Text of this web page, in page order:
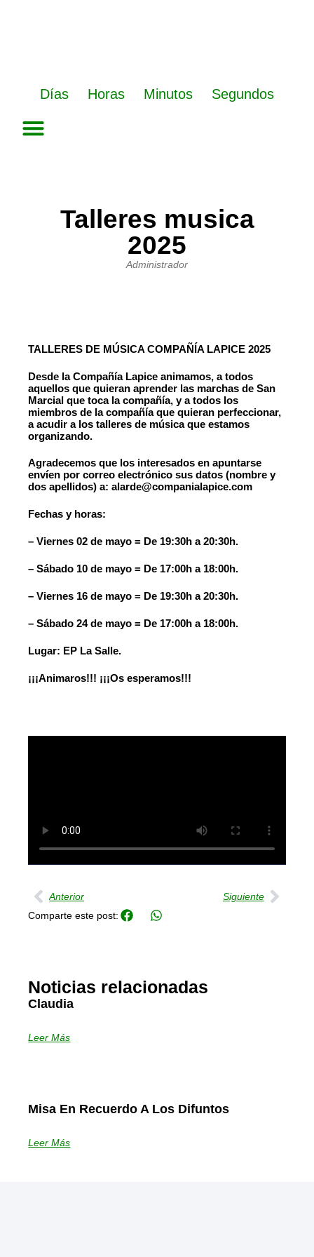
Días Horas Minutos Segundos
Talleres musica
2025
Administrador
TALLERES DE MÚSICA COMPAÑÍA LAPICE 2025
Desde la Compañía Lapice animamos, a todos
aquellos que quieran aprender las marchas de San
Marcial que toca la compañía, y a todos los
miembros de la compañía que quieran perfeccionar,
a acudir a los talleres de música que estamos
organizando.
Agradecemos que los interesados en apuntarse
envíen por correo electrónico sus datos (nombre y
dos apellidos) a: alarde@companialapice.com
Fechas y horas:
– Viernes 02 de mayo = De 19:30h a 20:30h.
– Sábado 10 de mayo = De 17:00h a 18:00h.
– Viernes 16 de mayo = De 19:30h a 20:30h.
– Sábado 24 de mayo = De 17:00h a 18:00h.
Lugar: EP La Salle.
¡¡¡Animaros!!! ¡¡¡Os esperamos!!!
Ant
Anterior Siguiente
Comparte este post:
Noticias relacionadas
Claudia
Leer Más
Misa En Recuerdo A Los Difuntos
Leer Más